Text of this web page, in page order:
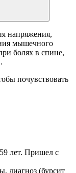
напряжения,
мышечного
болях в спине,
почувствовать
лет. Пришел с
диагноз (бурсит